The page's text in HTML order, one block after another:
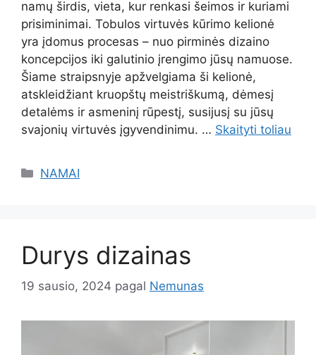
namų širdis, vieta, kur renkasi šeimos ir kuriami
prisiminimai. Tobulos virtuvės kūrimo kelionė
yra įdomus procesas – nuo pirminės dizaino
koncepcijos iki galutinio įrengimo jūsų namuose.
Šiame straipsnyje apžvelgiama ši kelionė,
atskleidžiant kruopštų meistriškumą, dėmesį
detalėms ir asmeninį rūpestį, susijusį su jūsų
svajonių virtuvės įgyvendinimu. … Skaityti toliau
Kategorijos
NAMAI
Durys dizainas
19 sausio, 2024 pagal Nemunas